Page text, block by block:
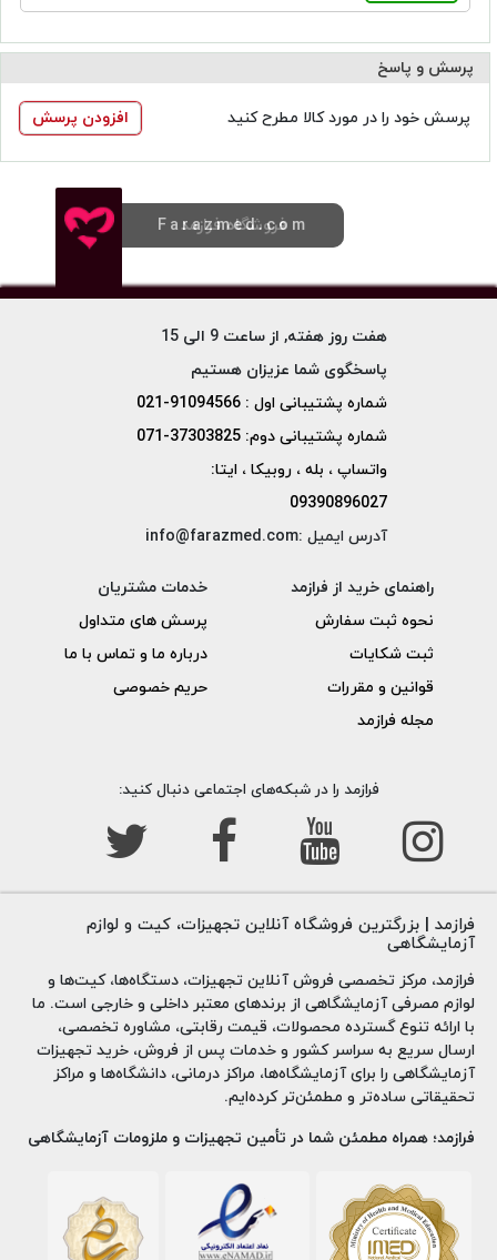
پرسش و پاسخ
پرسش خود را در مورد کالا مطرح کنید افزودن پرسش
فروشگاه فرازمد
Farazmed.com
هفت روز هفته, از ساعت 9 الی 15
پاسخگوی شما عزیزان هستیم
شماره پشتیبانی اول : 91094566-021
شماره پشتیبانی دوم: 37303825-071
واتساپ ، بله ، روبیکا ، ایتا:
09390896027
آدرس ایمیل :info@farazmed.com
راهنمای خرید از فرازمد
نحوه ثبت سفارش
ثبت شکایات
قوانین و مقررات
مجله فرازمد
خدمات مشتریان
پرسش های متداول
درباره ما و تماس با ما
حریم خصوصی
فرازمد را در شبکه‌های اجتماعی دنبال کنید:
فرازمد | بزرگترین فروشگاه آنلاین تجهیزات، کیت و لوازم
آزمایشگاهی
فرازمد، مرکز تخصصی فروش آنلاین تجهیزات، دستگاه‌ها، کیت‌ها و
لوازم مصرفی آزمایشگاهی از برندهای معتبر داخلی و خارجی است. ما
با ارائه تنوع گسترده محصولات، قیمت رقابتی، مشاوره تخصصی،
ارسال سریع به سراسر کشور و خدمات پس از فروش، خرید تجهیزات
آزمایشگاهی را برای آزمایشگاه‌ها، مراکز درمانی، دانشگاه‌ها و مراکز
تحقیقاتی ساده‌تر و مطمئن‌تر کرده‌ایم.
فرازمد؛ همراه مطمئن شما در تأمین تجهیزات و ملزومات آزمایشگاهی